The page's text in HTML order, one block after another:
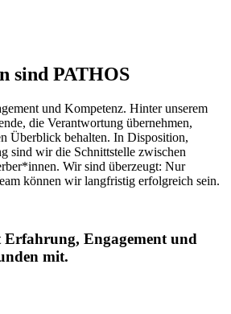
sind PATHOS
und Kompetenz. Hinter unserem
die Verantwortung übernehmen,
Überblick behalten. In Disposition,
sind wir die Schnittstelle zwischen
Wir sind überzeugt: Nur
können wir langfristig erfolgreich sein.
Erfahrung, Engagement und
mit.